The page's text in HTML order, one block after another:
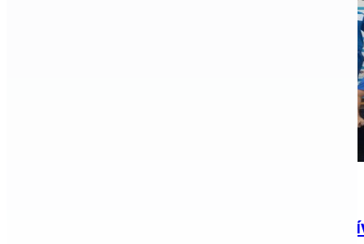
Egy arany- és egy ezüstérem az